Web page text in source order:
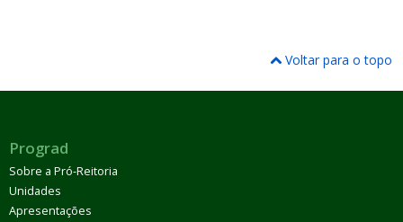
Voltar para o topo
Prograd
Sobre a Pró-Reitoria
Unidades
Apresentações